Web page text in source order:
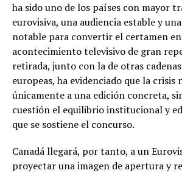
ha sido uno de los países con mayor
eurovisiva, una audiencia estable y
notable para convertir el certamen
acontecimiento televisivo de gran
retirada, junto con la de otras
europeas, ha evidenciado que la crisis
únicamente a una edición concreta,
cuestión el equilibrio institucional y
que se sostiene el concurso.
Canadá llegará, por tanto, a un
proyectar una imagen de apertura y